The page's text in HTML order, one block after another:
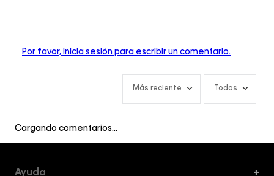
Por favor, inicia sesión para escribir un comentario.
Más reciente Todos
Cargando comentarios…
Ayuda +